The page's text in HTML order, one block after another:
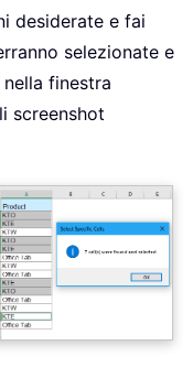
desiderate e fai
selezionate e
finestra
screenshot